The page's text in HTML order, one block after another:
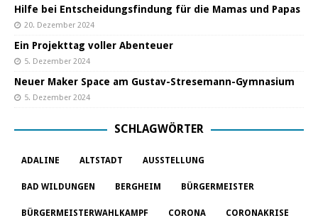
Hilfe bei Entscheidungsfindung für die Mamas und Papas
20. Dezember 2024
Ein Projekttag voller Abenteuer
5. Dezember 2024
Neuer Maker Space am Gustav-Stresemann-Gymnasium
5. Dezember 2024
SCHLAGWÖRTER
ADALINE ALTSTADT AUSSTELLUNG
BAD WILDUNGEN BERGHEIM BÜRGERMEISTER
BÜRGERMEISTERWAHLKAMPF CORONA CORONAKRISE